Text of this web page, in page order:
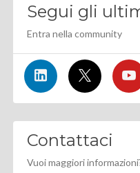
Segui gli
Entra nella community
Contattaci
Vuoi maggiori